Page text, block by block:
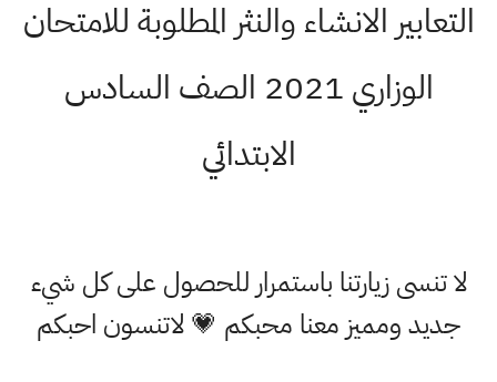
التعابير الانشاء والنثر المطلوبة للامتحان
الوزاري 2021 الصف السادس
الابتدائي
لا تنسى زيارتنا باستمرار للحصول على كل شيء
جديد ومميز معنا محبكم 💗 لاتنسون احبكم